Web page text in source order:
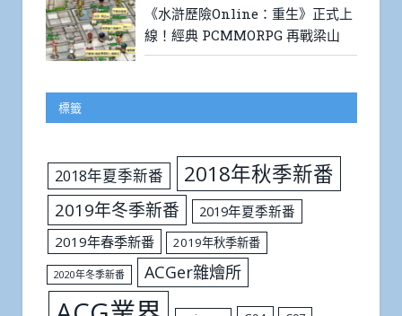
《水滸歷險Online：重生》正式上
線！經典 PCMMORPG 再戰梁山
標籤
2018年夏季新番 2018年秋季新番
2019年冬季新番
2019年夏季新番
2019年春季新番
2019年秋季新番
2020年冬季新番 ACGer雜燴所